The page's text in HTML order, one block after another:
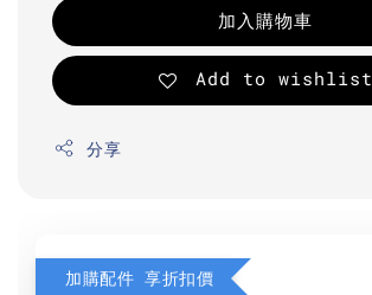
加入購物車
Add to wishlist
分享
加購配件 享折扣價